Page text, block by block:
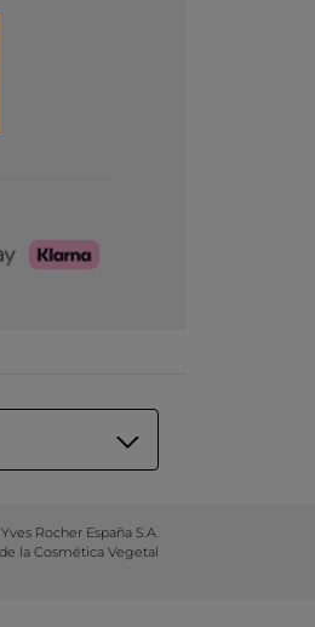
Rocher España S.A.
la Cosmética Vegetal